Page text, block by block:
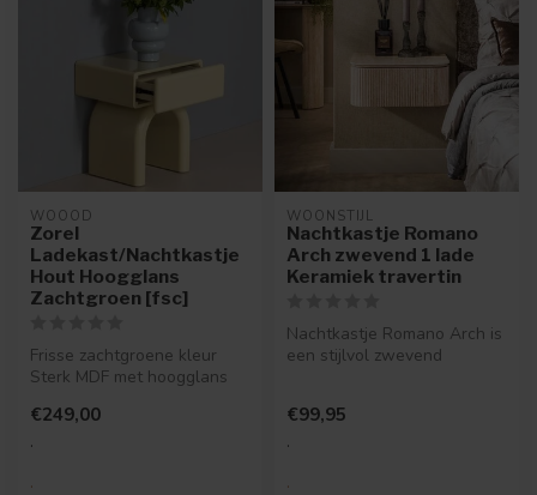
WOOOD
Zorel
Ladekast/Nachtkastje
Hout Hoogglans
Zachtgroen [fsc]
Frisse zachtgroene kleur
Sterk MDF met hoogglans
FSC® gecerti...
€249,00
.
.
WOONSTIJL
Nachtkastje Romano
Arch zwevend 1 lade
Keramiek travertin
Nachtkastje Romano Arch is
een stijlvol zwevend
€99,95
.
.